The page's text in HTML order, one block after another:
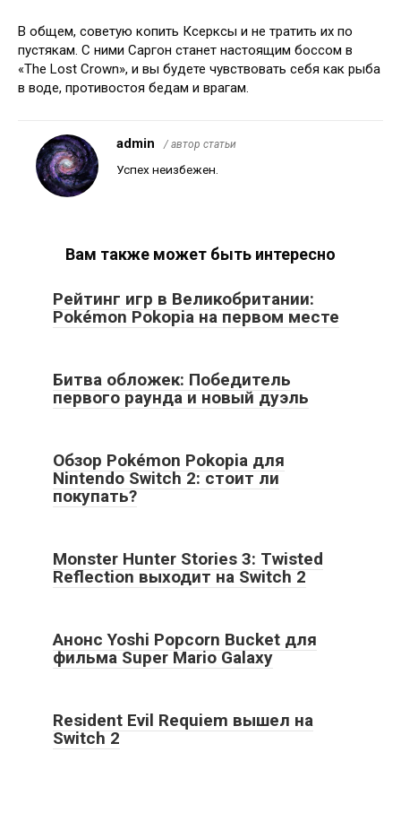
В общем, советую копить Ксерксы и не тратить их по
пустякам. С ними Саргон станет настоящим боссом в
«The Lost Crown», и вы будете чувствовать себя как рыба
в воде, противостоя бедам и врагам.
admin / автор статьи
Успех неизбежен.
Вам также может быть интересно
Рейтинг игр в Великобритании:
Pokémon Pokopia на первом месте
Битва обложек: Победитель
первого раунда и новый дуэль
Обзор Pokémon Pokopia для
Nintendo Switch 2: стоит ли
покупать?
Monster Hunter Stories 3: Twisted
Reflection выходит на Switch 2
Анонс Yoshi Popcorn Bucket для
фильма Super Mario Galaxy
Resident Evil Requiem вышел на
Switch 2